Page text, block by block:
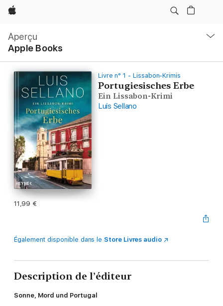
Apple
Aperçu
Apple Books
locale
Ouvrir
menu
Livre n° 1 - Lissabon-Krimis
Portugiesisches Erbe
Ein Lissabon-Krimi
Luis Sellano
11,99 €
Également disponible dans leStore Livres audio
Description de l’éditeur
Sonne, Mord und Portugal